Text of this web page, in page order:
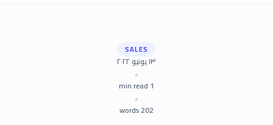
SALES
١٣ يونيو ٢٠٢٢
•
1
•
202